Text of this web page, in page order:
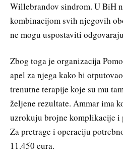
Willebrandov sindrom. U BiH
kombinacijom svih njegovih
ne mogu uspostaviti
Zbog toga je organizacija
apel za njega kako bi
trenutne terapije koje su mu
željene rezultate. Ammar ima
uzrokuju brojne komplikacije i
Za pretrage i operaciju
11.450 eura.